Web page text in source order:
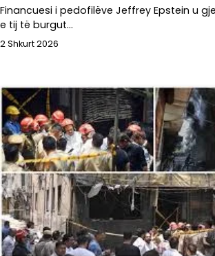
Financuesi i pedofilëve Jeffrey Epstein u
e tij të burgut…
2 Shkurt 2026